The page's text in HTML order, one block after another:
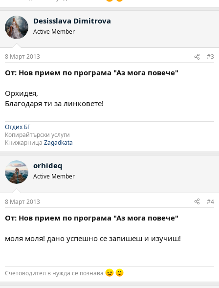
Desisslava Dimitrova
Active Member
8 Март 2013 #3
От: Нов прием по програма "Аз мога повече"
Орхидея,
Благодаря ти за линковете!
Отдих БГ
Копирайтърски услуги
Книжарница Zagadkata
orhideq
Active Member
8 Март 2013 #4
От: Нов прием по програма "Аз мога повече"
моля моля! дано успешно се запишеш и изучиш!
Счетоводител в нужда се познава